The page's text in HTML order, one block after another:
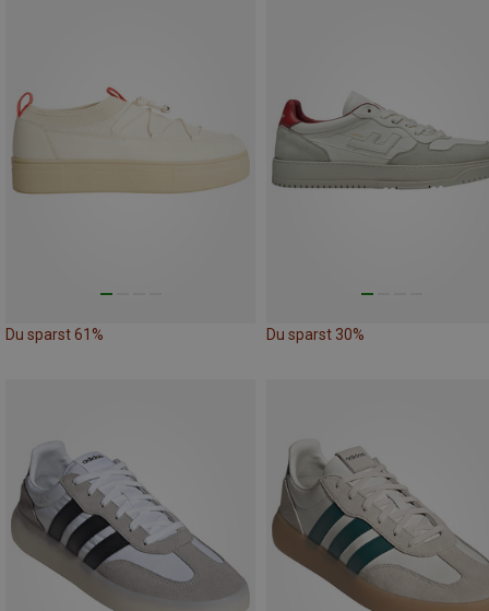
Du sparst 61% Du sparst 30%